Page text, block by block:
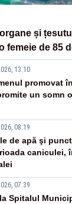
și
femeie de 85
13:10
promovat
un somn
08:19
de apă şi
caniculei,
07:39
Spitalul